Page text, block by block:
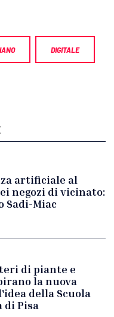
DIGITALE
artificiale al
negozi di vicinato:
Sadi-Miac
di piante e
la nuova
della Scuola
di Pisa